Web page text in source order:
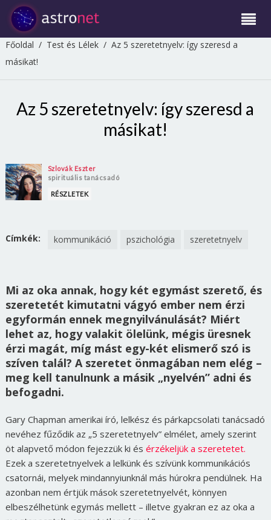
Főoldal / Test és Lélek/ Az 5 szeretetnyelv: így szeresd a
másikat!
Az 5 szeretetnyelv: így szeresd a
másikat!
Szlovák Eszter
spirituális tanácsadó
RÉSZLETEK
Címkék: kommunikáció pszichológia szeretetnyelv
Mi az oka annak, hogy két egymást szerető, és
szeretetét kimutatni vágyó ember nem érzi
egyformán ennek megnyilvánulását? Miért
lehet az, hogy valakit ölelünk, mégis üresnek
érzi magát, míg mást egy-két elismerő szó is
szíven talál? A szeretet önmagában nem elég –
meg kell tanulnunk a másik „nyelvén” adni és
befogadni.
Gary Chapman amerikai író, lelkész és párkapcsolati tanácsadó
nevéhez fűződik az „5 szeretetnyelv” elmélet, amely szerint
öt alapvető módon fejezzük ki és érzékeljük a szeretetet.
Ezek a szeretetnyelvek a lelkünk és szívünk kommunikációs
csatornái, melyek mindannyiunknál más húrokra pendülnek. Ha
azonban nem értjük mások szeretetnyelvét, könnyen
elbeszélhetünk egymás mellett – illetve gyakran ez az oka a